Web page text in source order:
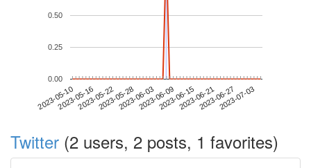
2023-05-102023-05-162023-05-222023-05-282023-06-032023-06-092023-06-152023-06-212023-06-272023-07-03
0.00
0.25
0.50
Twitter (2 users, 2 posts, 1 favorites)